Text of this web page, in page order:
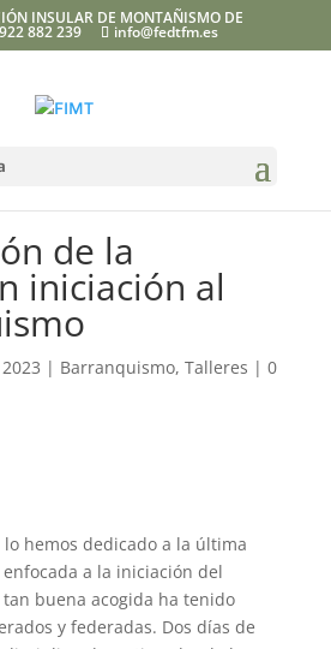
INSULAR DE MONTAÑISMO DE
922 882 239 info@fedtfm.es
de la
iniciación al
| Barranquismo, Talleres | 0
lo hemos dedicado a la última
a la iniciación del
buena acogida ha tenido
y federadas. Dos días de